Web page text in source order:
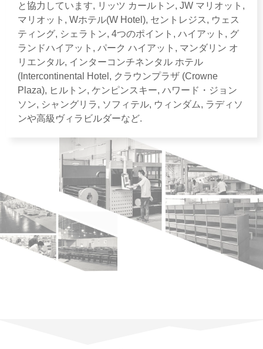
と協力しています, リッツ カールトン, JW マリオット,
マリオット, Wホテル(W Hotel), セントレジス, ウェス
ティング, シェラトン, 4つのポイント, ハイアット, グ
ランドハイアット, パーク ハイアット, マンダリン オ
リエンタル, インターコンチネンタル ホテル
(Intercontinental Hotel, クラウンプラザ (Crowne
Plaza), ヒルトン, ケンピンスキー, ハワード・ジョン
ソン, シャングリラ, ソフィテル, ウィンダム, ラディソ
ンや高級ヴィラビルダーなど.